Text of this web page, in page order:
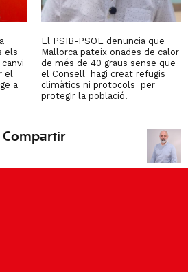
els
el
a
El PSIB-PSOE denuncia que
Mallorca pateix onades de calor
de més de 40 graus sense que
el Consell hagi creat refugis
climàtics ni protocols per
protegir la població.
Compartir